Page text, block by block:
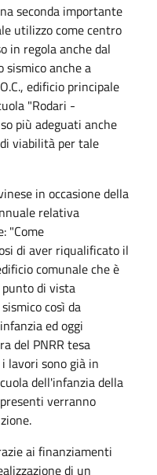
seconda importante
utilizzo come centro
in regola anche dal
sismico anche a
edificio principale
"Rodari -
più adeguati anche
viabilità per tale
in occasione della
relativa
"Come
di aver riqualificato il
comunale che è
di vista
così da
ed oggi
del PNRR tesa
lavori sono già in
dell'infanzia della
verranno
ai finanziamenti
di un